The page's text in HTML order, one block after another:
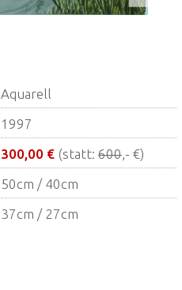
Aquarell
1997
300,00 € (statt: 600,- €)
50cm / 40cm
37cm / 27cm